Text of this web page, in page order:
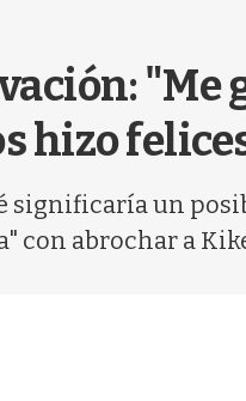
hizo
un
con abrochar a